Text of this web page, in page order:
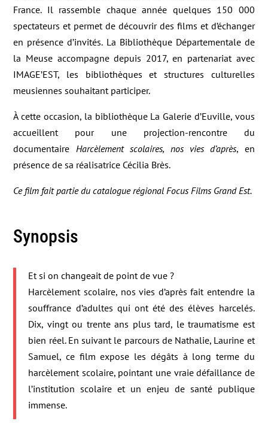
France. Il rassemble chaque année quelques 150 000
spectateurs et permet de découvrir des films et d’échanger
en présence d’invités. La Bibliothèque Départementale de
la Meuse accompagne depuis 2017, en partenariat avec
IMAGE’EST, les bibliothèques et structures culturelles
meusiennes souhaitant participer.
À cette occasion, la bibliothèque La Galerie d’Euville, vous
accueillent pour une projection-rencontre du
documentaire Harcèlement scolaires, nos vies d’après, en
présence de sa réalisatrice Cécilia Brès.
Ce film fait partie du catalogue régional Focus Films Grand Est.
Synopsis
Et si on changeait de point de vue ?
Harcèlement scolaire, nos vies d’après fait entendre la
souffrance d’adultes qui ont été des élèves harcelés.
Dix, vingt ou trente ans plus tard, le traumatisme est
bien réel. En suivant le parcours de Nathalie, Laurine et
Samuel, ce film expose les dégâts à long terme du
harcèlement scolaire, pointant une vraie défaillance de
l’institution scolaire et un enjeu de santé publique
immense.